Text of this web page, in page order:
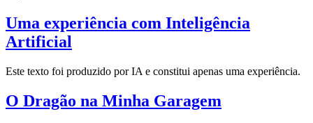
Uma experiência com Inteligência
Artificial
Este texto foi produzido por IA e constitui apenas uma experiência.
O Dragão na Minha Garagem